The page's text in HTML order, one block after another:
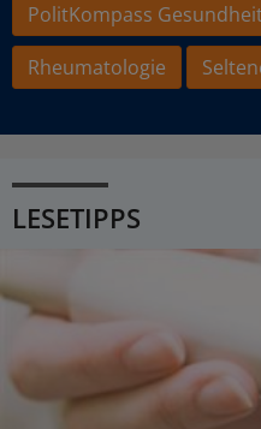
PolitKompass
Rheumatologie
LESETIPPS